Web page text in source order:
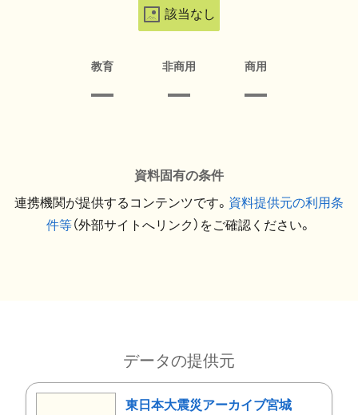
該当なし
教育 非商用 商用
資料固有の条件
連携機関が提供するコンテンツです。 資料提供元の利用条
件等（外部サイトへリンク）をご確認ください。
データの提供元
東日本大震災アーカイブ宮城